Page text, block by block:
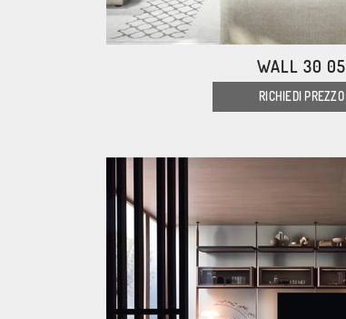
WALL 30 05
RICHIEDI PREZZO